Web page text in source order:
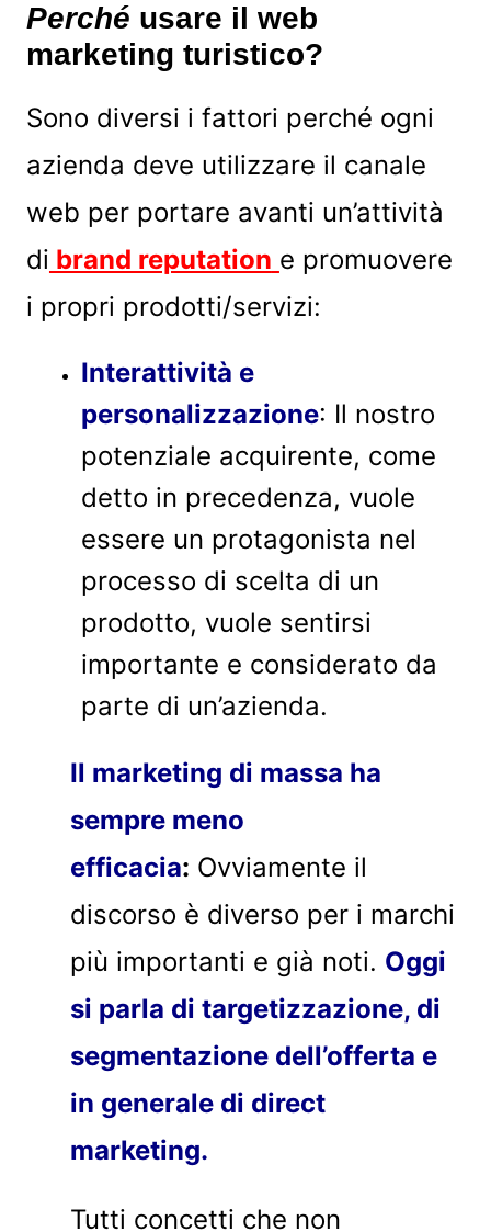
Perché usare il web
marketing turistico?
Sono diversi i fattori perché ogni
azienda deve utilizzare il canale
web per portare avanti un’attività
di brand reputation e promuovere
i propri prodotti/servizi:
Interattività e
personalizzazione: Il nostro
potenziale acquirente, come
detto in precedenza, vuole
essere un protagonista nel
processo di scelta di un
prodotto, vuole sentirsi
importante e considerato da
parte di un’azienda.
Il marketing di massa ha
sempre meno
efficacia: Ovviamente il
discorso è diverso per i marchi
più importanti e già noti. Oggi
si parla di targetizzazione, di
segmentazione dell’offerta e
in generale di direct
marketing.
Tutti concetti che non